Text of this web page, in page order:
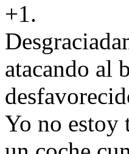
+1.
atacando al
Yo no estoy